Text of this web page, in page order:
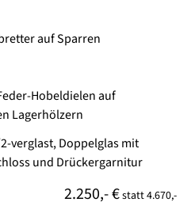
auf Sparren
Hobeldielen auf
Lagerhölzern
verglast, Doppelglas mit
und Drückergarnitur
2.250,- €statt4.670,-